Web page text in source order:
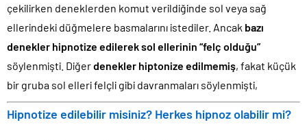
çekilirken deneklerden komut verildiğinde sol veya sağ
ellerindeki düğmelere basmalarını istediler. Ancak bazı
denekler hipnotize edilerek sol ellerinin “felç olduğu”
söylenmişti. Diğerdenekler hiptonize edilmemiş, fakat küçük
bir gruba sol elleri felçli gibi davranmaları söylenmişti,
Hipnotize edilebilir misiniz? Herkes hipnoz olabilir mi?